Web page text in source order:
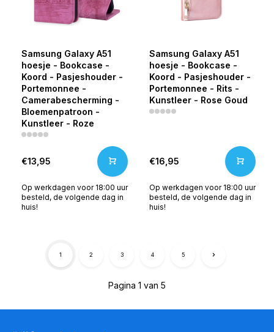
Samsung Galaxy A51
hoesje - Bookcase -
Koord - Pasjeshouder -
Portemonnee -
Camerabescherming -
Bloemenpatroon -
Kunstleer - Roze
€13,95
Op werkdagen voor 18:00 uur
besteld, de volgende dag in
huis!
Samsung Galaxy A51
hoesje - Bookcase -
Koord - Pasjeshouder -
Portemonnee - Rits -
Kunstleer - Rose Goud
€16,95
Op werkdagen voor 18:00 uur
besteld, de volgende dag in
huis!
Pagina 1 van 5
1 2 3 4 5